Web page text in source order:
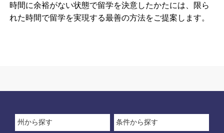
時間に余裕がない状態で留学を決意したかたには、限ら
れた時間で留学を実現する最善の方法をご提案します。
州から探す 条件から探す